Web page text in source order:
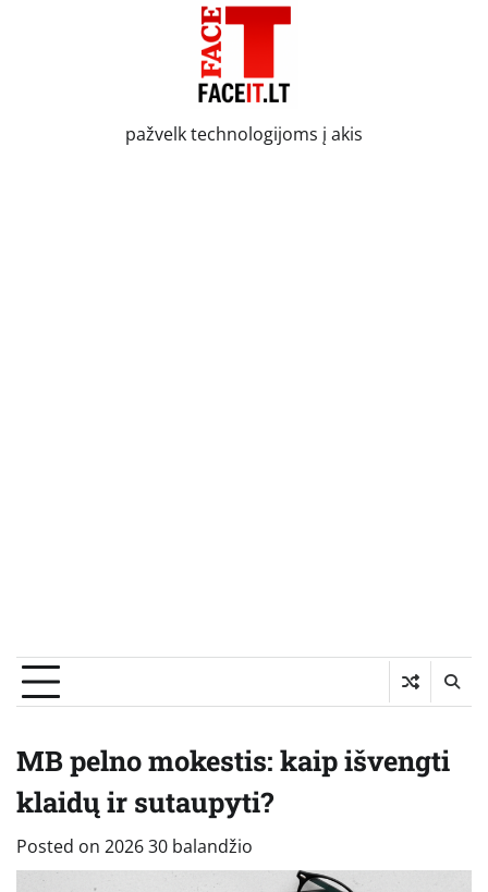
pažvelk technologijoms į akis
MB pelno mokestis: kaip išvengti
klaidų ir sutaupyti?
Posted on 2026 30 balandžio